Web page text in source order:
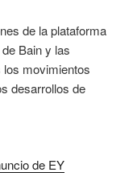
de la plataforma
Bain y las
movimientos
desarrollos de
de EY